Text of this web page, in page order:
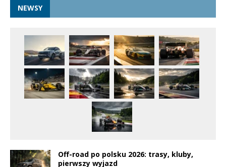
NEWSY
Off-road po polsku 2026: trasy, kluby,
pierwszy wyjazd